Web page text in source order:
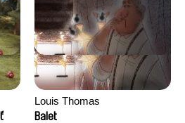
Louis Thomas
Balet